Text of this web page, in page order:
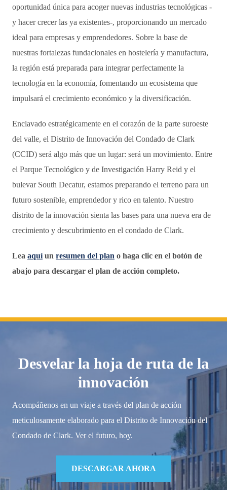
oportunidad única para acoger nuevas industrias tecnológicas -
y hacer crecer las ya existentes-, proporcionando un mercado
ideal para empresas y emprendedores. Sobre la base de
nuestras fortalezas fundacionales en hostelería y manufactura,
la región está preparada para integrar perfectamente la
tecnología en la economía, fomentando un ecosistema que
impulsará el crecimiento económico y la diversificación.
Enclavado estratégicamente en el corazón de la parte suroeste
del valle, el Distrito de Innovación del Condado de Clark
(CCID) será algo más que un lugar: será un movimiento. Entre
el Parque Tecnológico y de Investigación Harry Reid y el
bulevar South Decatur, estamos preparando el terreno para un
futuro sostenible, emprendedor y rico en talento. Nuestro
distrito de la innovación sienta las bases para una nueva era de
crecimiento y descubrimiento en el condado de Clark.
Lea aquíun resumen del plan o haga clic en el botón de
abajo para descargar el plan de acción completo.
Desvelar la hoja de ruta de la
innovación
Acompáñenos en un viaje a través del plan de acción
meticulosamente elaborado para el Distrito de Innovación del
Condado de Clark. Ver el futuro, hoy.
DESCARGAR AHORA